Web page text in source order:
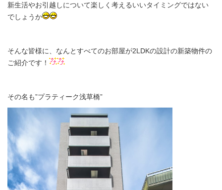
新生活やお引越しについて楽しく考えるいいタイミングではない
でしょうか
そんな皆様に、なんとすべてのお部屋が2LDKの設計の新築物件の
ご紹介です！
その名も”プラティーク浅草橋”